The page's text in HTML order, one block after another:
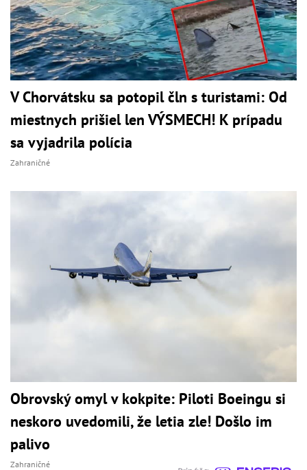
V Chorvátsku sa potopil čln s turistami: Od
miestnych prišiel len VÝSMECH! K prípadu
sa vyjadrila polícia
Zahraničné
Obrovský omyl v kokpite: Piloti Boeingu si
neskoro uvedomili, že letia zle! Došlo im
palivo
Zahraničné